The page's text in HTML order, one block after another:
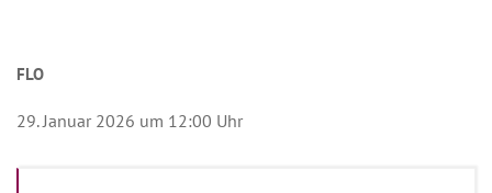
FLO
29. Januar 2026 um 12:00 Uhr